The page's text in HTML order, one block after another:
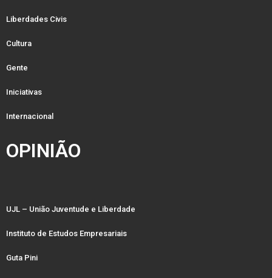
Liberdades Civis
Cultura
Gente
Iniciativas
Internacional
OPINIÃO
UJL – União Juventude e Liberdade
Instituto de Estudos Empresariais
Guta Pini